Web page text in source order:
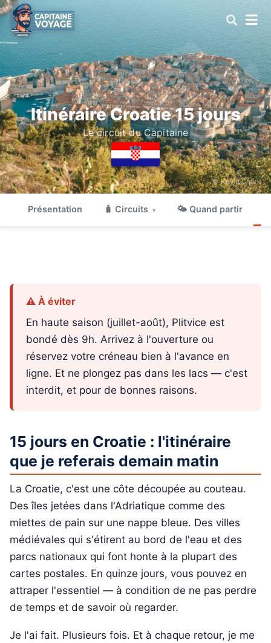
Itinéraire Croatie 15 jours
Le circuit du Capitaine
© Kevin Charit
Présentation 🧳 Circuits ▾ 🌤 Quand partir
⚠️ À éviter
En haute saison (juillet-août), Plitvice est
bondé dès 9h. Arrivez à l'ouverture ou
réservez votre créneau bien à l'avance en
ligne. Et ne plongez pas dans les lacs — c'est
interdit, et pour de bonnes raisons.
15 jours en Croatie : l'itinéraire
que je referais demain matin
La Croatie, c'est une côte découpée au couteau.
Des îles jetées dans l'Adriatique comme des
miettes de pain sur une nappe bleue. Des villes
médiévales qui s'étirent au bord de l'eau et des
parcs nationaux qui font honte à la plupart des
cartes postales. En quinze jours, vous pouvez en
attraper l'essentiel — à condition de ne pas perdre
de temps et de savoir où regarder.
Je l'ai fait. Plusieurs fois. Et à chaque retour, je me